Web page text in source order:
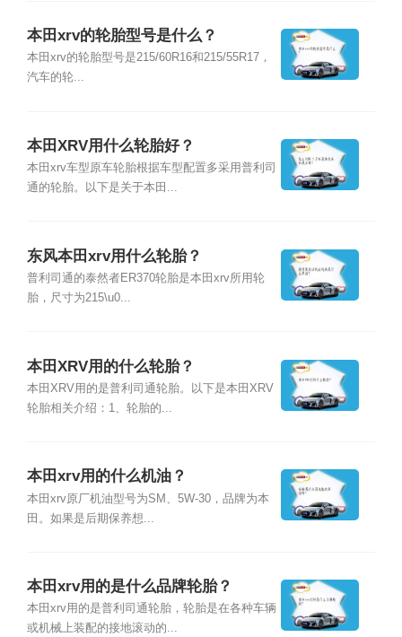
本田xrv的轮胎型号是什么？
本田xrv的轮胎型号是215/60R16和215/55R17，
汽车的轮...
本田XRV用什么轮胎好？
本田xrv车型原车轮胎根据车型配置多采用普利司
通的轮胎。以下是关于本田...
东风本田xrv用什么轮胎？
普利司通的泰然者ER370轮胎是本田xrv所用轮
胎，尺寸为215\u0...
本田XRV用的什么轮胎？
本田XRV用的是普利司通轮胎。以下是本田XRV
轮胎相关介绍：1、轮胎的...
本田xrv用的什么机油？
本田xrv原厂机油型号为SM、5W-30，品牌为本
田。如果是后期保养想...
本田xrv用的是什么品牌轮胎？
本田xrv用的是普利司通轮胎，轮胎是在各种车辆
或机械上装配的接地滚动的...